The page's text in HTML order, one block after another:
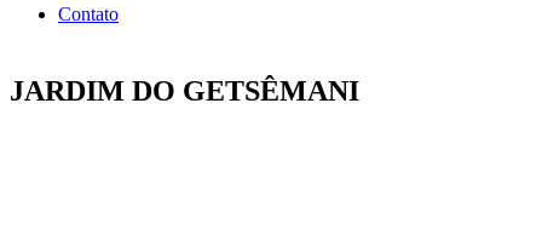
Contato
JARDIM DO GETSÊMANI